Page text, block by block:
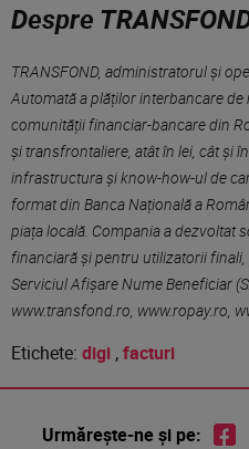
Despre
TRANSFOND, administratorul și
Automată a plăților interbancare
comunității financiar-bancare din
și transfrontaliere, atât în lei, cât și
infrastructura şi know-how-ul de
format din Banca Națională a
piața locală. Compania a dezvoltat
financiară și pentru utilizatorii finali,
Serviciul Afișare Nume Beneficiar
www.transfond.ro, www.ropay.ro,
Etichete: digi ,facturi
Urmărește-ne și pe: